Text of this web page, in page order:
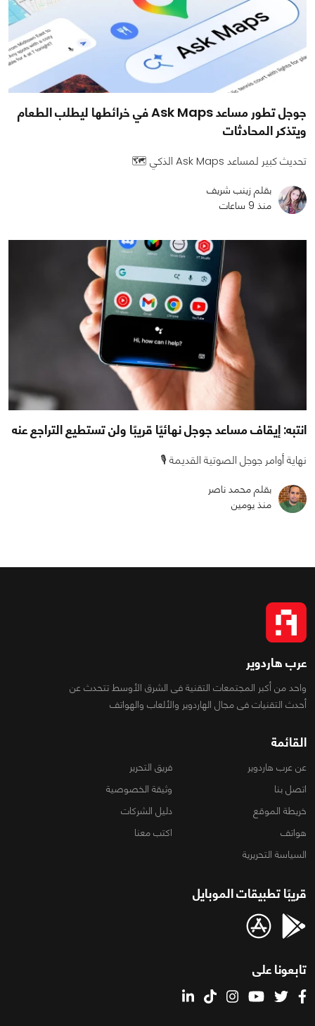
جوجل تطور مساعد Ask Maps في خرائطها ليطلب الطعام
ويتذكر المحادثات
تحديث كبير لمساعد Ask Maps الذكي 🗺️
بقلم زينب شريف
منذ 9 ساعات
انتبه: إيقاف مساعد جوجل نهائيًا قريبًا ولن تستطيع التراجع عنه
نهاية أوامر جوجل الصوتية القديمة 🎙️
بقلم محمد ناصر
منذ يومين
عرب هاردوير
واحد من أكبر المجتمعات التقنية فى الشرق الأوسط تتحدث عن
أحدث التقنيات فى مجال الهاردوير والألعاب والهواتف
القائمة
عن عرب هاردوير
فريق التحرير
اتصل بنا
وثيقة الخصوصية
خريطة الموقع
دليل الشركات
هواتف
اكتب معنا
السياسة التحريرية
قريبًا تطبيقات الموبايل
تابعونا على